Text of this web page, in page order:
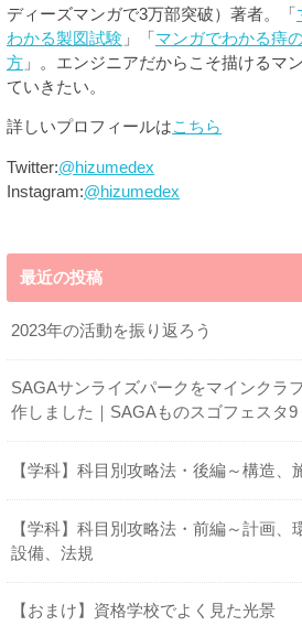
ディーズマンガで3万部突破）著者。「
わかる製図試験 」「マンガでわかる痔
方 」。エンジニアだからこそ描けるマ
ていきたい。
詳しいプロフィールはこちら
Twitter:@hizumedex
Instagram:@hizumedex
最近の投稿
2023年の活動を振り返ろう
SAGAサンライズパークをマインクラ
作しました｜SAGAものスゴフェスタ9
【学科】科目別攻略法・後編～構造、
【学科】科目別攻略法・前編～計画、
設備、法規
【おまけ】資格学校でよく見た光景